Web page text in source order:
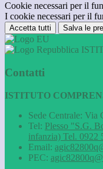
Cookie necessari per il
I cookie necessari per il
Accetta tutti Salva le
Contatti
ISTITUTO
Sede Centrale: Via
Tel: Plesso "S.G.
infanzia) Tel. 0922
Email:
PEC: